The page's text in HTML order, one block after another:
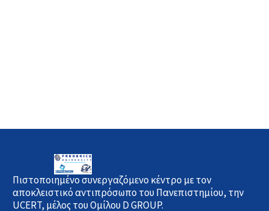
Πιστοποιημένο συνεργαζόμενο κέντρο με τον
αποκλειστικό αντιπρόσωπο του Πανεπιστημίου, την
UCERT, μέλος του Ομίλου D GROUP.